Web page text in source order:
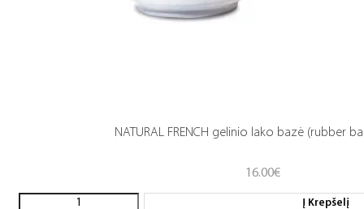
NATURAL FRENCH gelinio lako bazė (rubber
16.00€
Į Krepšelį